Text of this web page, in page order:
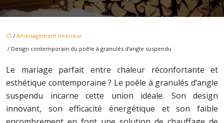
/ Aménagement intérieur
/ Design contemporain du poêle à granulés d’angle suspendu
Le mariage parfait entre chaleur réconfortante et
esthétique contemporaine ? Le poêle à granulés d’angle
suspendu incarne cette union idéale. Son design
innovant, son efficacité énergétique et son faible